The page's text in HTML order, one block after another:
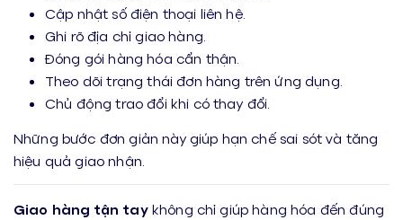
Cập nhật số điện thoại liên hệ.
Ghi rõ địa chỉ giao hàng.
Đóng gói hàng hóa cẩn thận.
Theo dõi trạng thái đơn hàng trên ứng dụng.
Chủ động trao đổi khi có thay đổi.
Những bước đơn giản này giúp hạn chế sai sót và tăng
hiệu quả giao nhận.
Giao hàng tận taykhông chỉ giúp hàng hóa đến đúng